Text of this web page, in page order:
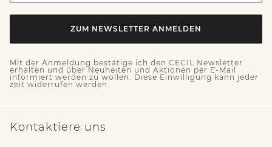
ZUM NEWSLETTER ANMELDEN
Mit der Anmeldung bestätige ich den CECIL Newsletter
erhalten und über Neuheiten und Aktionen per E-Mail
informiert werden zu wollen. Diese Einwilligung kann jeder
zeit widerrufen werden.
Kontaktiere uns